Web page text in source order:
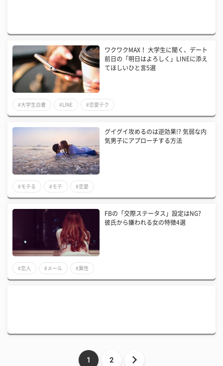
ワクワクMAX！ 大学生に聞く、デート
前日の「明日はよろしく」LINEに添え
てほしいひと言5選
#大学生白書 #LINE #恋愛テク
グイグイ攻めるのは逆効果!? 気弱な内
気男子にアプローチする方法
#モテる #モテ #恋愛
FBの「交際ステータス」設定はNG?
彼氏から嫌われる女の特徴4選
#恋人 #メール #異性
1 2